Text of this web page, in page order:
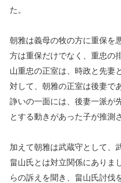
た。
朝雅は義母の牧の方に重保を
方は重保だけでなく、重忠の
山重忠の正室は、時政と先妻
対して、朝雅の正室は後妻で
諍いの一面には、後妻一派が
とする動きがあった子が推測
加えて朝雅は武蔵守として、
畠山氏とは対立関係にありま
らの訴えを聞き、畠山氏討伐